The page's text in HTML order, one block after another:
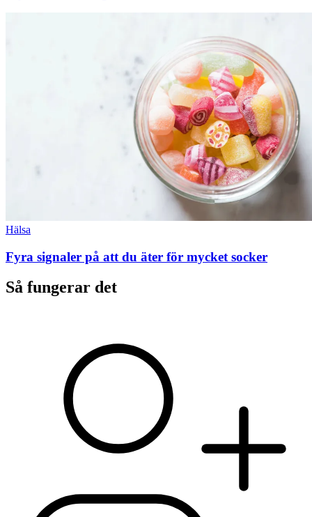
Hälsa
Fyra signaler på att du äter för mycket socker
Så fungerar det